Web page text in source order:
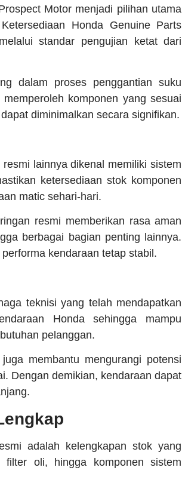
Motor menjadi pilihan utama
Honda Genuine Parts
standar pengujian ketat dari
dalam proses penggantian suku
komponen yang sesuai
diminimalkan secara signifikan.
lainnya dikenal memiliki sistem
ketersediaan stok komponen
matic sehari-hari.
resmi memberikan rasa aman
berbagai bagian penting lainnya.
kendaraan tetap stabil.
teknisi yang telah mendapatkan
Honda sehingga mampu
pelanggan.
membantu mengurangi potensi
Dengan demikian, kendaraan dapat
adalah kelengkapan stok yang
oli, hingga komponen sistem